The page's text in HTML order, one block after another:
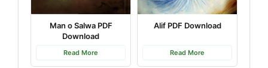
Man o Salwa PDF
Download
Read More
Alif PDF Download
Read More